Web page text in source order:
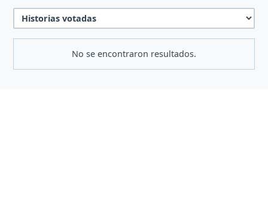
No se encontraron resultados.